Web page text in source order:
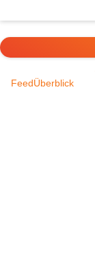
FeedÜberblick